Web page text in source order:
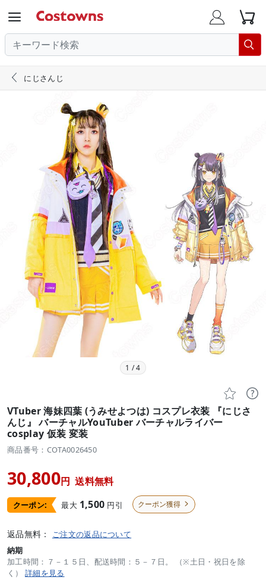
  

 にじさんじ
1 /4
 
VTuber 海妹四葉 (うみせよつは) コスプレ衣装 『にじさ
んじ』 バーチャルYouTuber バーチャルライバー
cosplay 仮装 変装
商品番号：COTA0026450
30,800円 送料無料
クーポン: 最大 1,500 円引 クーポン獲得 
返品無料： ご注文の返品について
納期
加工時間：７－１５日、配送時間：５－７日。 （※土日・祝日を除
く） 詳細を見る